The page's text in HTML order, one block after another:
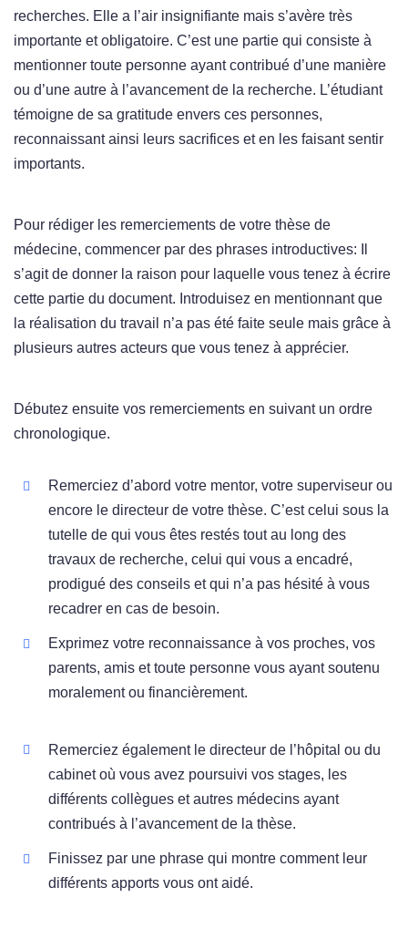
recherches. Elle a l’air insignifiante mais s’avère très
importante et obligatoire. C’est une partie qui consiste à
mentionner toute personne ayant contribué d’une manière
ou d’une autre à l’avancement de la recherche. L’étudiant
témoigne de sa gratitude envers ces personnes,
reconnaissant ainsi leurs sacrifices et en les faisant sentir
importants.
Pour rédiger les remerciements de votre thèse de
médecine, commencer par des phrases introductives: Il
s’agit de donner la raison pour laquelle vous tenez à écrire
cette partie du document. Introduisez en mentionnant que
la réalisation du travail n’a pas été faite seule mais grâce à
plusieurs autres acteurs que vous tenez à apprécier.
Débutez ensuite vos remerciements en suivant un ordre
chronologique.
Remerciez d’abord votre mentor, votre superviseur ou
encore le directeur de votre thèse. C’est celui sous la
tutelle de qui vous êtes restés tout au long des
travaux de recherche, celui qui vous a encadré,
prodigué des conseils et qui n’a pas hésité à vous
recadrer en cas de besoin.
Exprimez votre reconnaissance à vos proches, vos
parents, amis et toute personne vous ayant soutenu
moralement ou financièrement.
Remerciez également le directeur de l’hôpital ou du
cabinet où vous avez poursuivi vos stages, les
différents collègues et autres médecins ayant
contribués à l’avancement de la thèse.
Finissez par une phrase qui montre comment leur
différents apports vous ont aidé.